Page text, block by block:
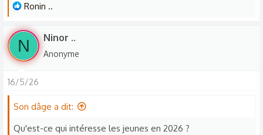
L
s
r
é
c
o
Ronin ..
N Ninor ..
Anonyme
16/5/26
Son dâge a dit:
Qu'est-ce qui intéresse les jeunes en 2026 ?